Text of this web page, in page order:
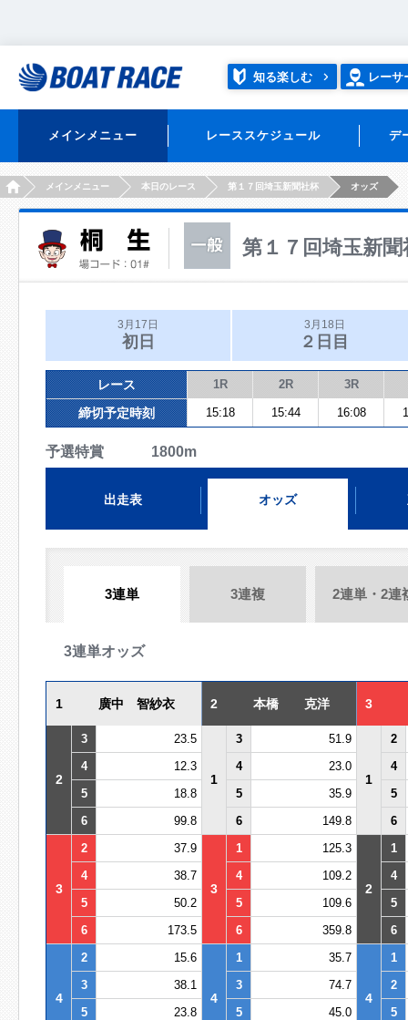
知る楽しむ レーサ
メインメニュー レーススケジュール デ
HOMEメインメニュー 本日のレース 第１７回埼玉新聞社杯 オッズ
第１７回埼玉新聞
3月17日
初日
3月18日
２日目
レース 1R 2R 3R
締切予定時刻 15:18 15:44 16:08
予選特賞 1800m
出走表 オッズ
3連単 3連複 2連単・2連
3連単オッズ
1 廣中 智紗衣 2 本橋 克洋 3
2
3 23.5
1
3 51.9
1
2
4
12.3 4 23.0
4
5
18.8 5 35.9
5
6
99.8 6 149.8 6
3
2 37.9
3
1 125.3
2
1
4
38.7 4 109.2
4
5
50.2 5 109.6
5
6
173.5 6 359.8 6
4
2 15.6
4
1 35.7
4
1
3
38.1 3 74.7
2
5
23.8 5 45.0
5